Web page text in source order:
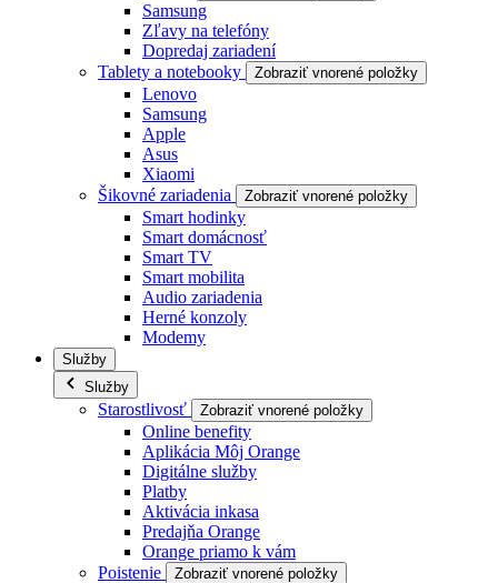
Samsung
Zľavy na telefóny
Dopredaj zariadení
Tablety a notebooky
Zobraziť vnorené položky
Lenovo
Samsung
Apple
Asus
Xiaomi
Šikovné zariadenia
Zobraziť vnorené položky
Smart hodinky
Smart domácnosť
Smart TV
Smart mobilita
Audio zariadenia
Herné konzoly
Modemy
Služby
Služby
Starostlivosť Zobraziť vnorené položky
Online benefity
Aplikácia Môj Orange
Digitálne služby
Platby
Aktivácia inkasa
Predajňa Orange
Orange priamo k vám
Poistenie
Zobraziť vnorené položky